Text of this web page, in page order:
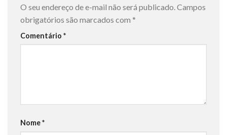
O seu endereço de e-mail não será publicado. Campos
obrigatórios são marcados com *
Comentário *
Nome*